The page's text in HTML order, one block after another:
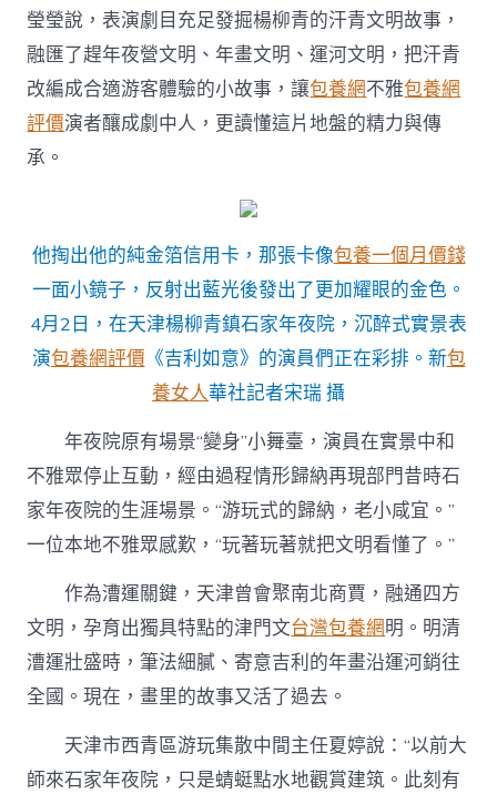
市
花
費
新
空
間〉
中
瑩瑩說，表演劇目充足發掘楊柳青的汗青文明故事，
融匯了趕年夜營文明、年畫文明、運河文明，把汗青
改編成合適游客體驗的小故事，讓包養網不雅包養網
評價演者釀成劇中人，更讀懂這片地盤的精力與傳
承。
他掏出他的純金箔信用卡，那張卡像包養一個月價錢
一面小鏡子，反射出藍光後發出了更加耀眼的金色。
4月2日，在天津楊柳青鎮石家年夜院，沉醉式實景表
演包養網評價 《吉利如意》的演員們正在彩排。新包
養女人華社記者宋瑞 攝
年夜院原有場景“變身”小舞臺，演員在實景中和
不雅眾停止互動，經由過程情形歸納再現部門昔時石
家年夜院的生涯場景。“游玩式的歸納，老小咸宜。”
一位本地不雅眾感歎，“玩著玩著就把文明看懂了。”
作為漕運關鍵，天津曾會聚南北商賈，融通四方
文明，孕育出獨具特點的津門文台灣包養網明。明清
漕運壯盛時，筆法細膩、寄意吉利的年畫沿運河銷往
全國。現在，畫里的故事又活了過去。
天津市西青區游玩集散中間主任夏婷說：“以前大
師來石家年夜院，只是蜻蜓點水地觀賞建筑。此刻有